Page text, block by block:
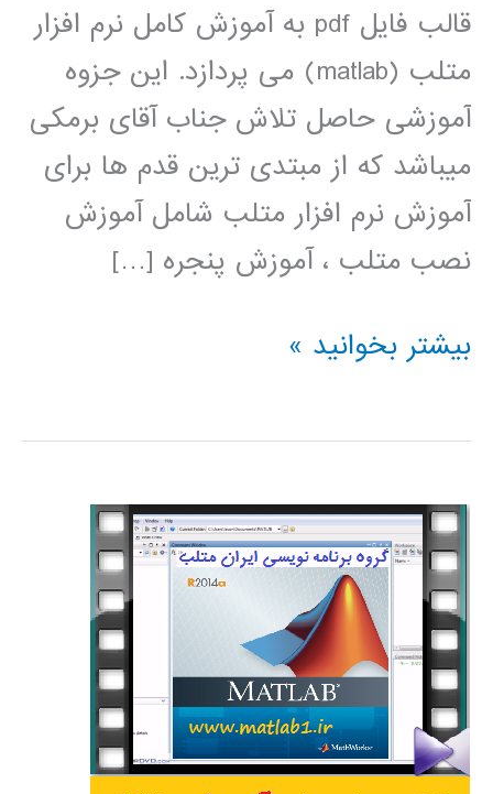
قالب فایل pdf به آموزش کامل نرم افزار
متلب (matlab) می پردازد. این جزوه
آموزشی حاصل تلاش جناب آقای برمکی
میباشد که از مبتدی ترین قدم ها برای
آموزش نرم افزار متلب شامل آموزش
نصب متلب ، آموزش پنجره […]
دانلود
آموزش
نرم
افزار
متلب
matlab
(برمکی
)
بیشتر بخوانید »